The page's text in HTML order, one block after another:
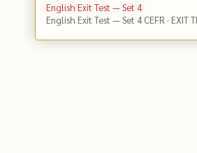
English Exit Test — Set 4
English Exit Test — Set 4 CEFR ·